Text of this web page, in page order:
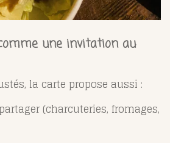
une invitation au
la carte propose aussi :
(charcuteries, fromages,